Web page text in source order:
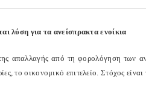
λύση για τα ανείσπρακτα ενοίκια
απαλλαγής από τη φορολόγηση των
το οικονομικό επιτελείο. Στόχος